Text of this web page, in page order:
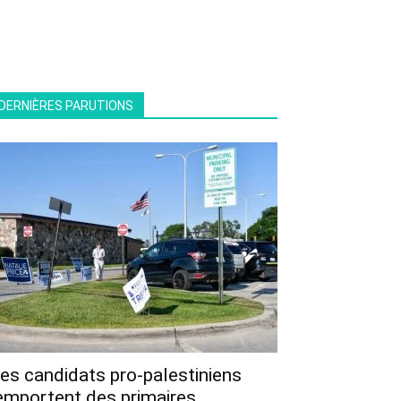
PARUTIONS
candidats pro-palestiniens